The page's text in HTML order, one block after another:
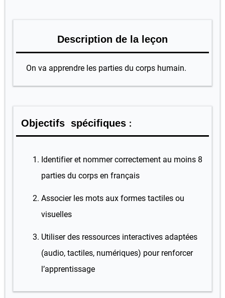
Description de la leçon
On va apprendre les parties du corps humain.
Objectifs spécifiques :
Identifier et nommer correctement au moins 8
parties du corps en français
Associer les mots aux formes tactiles ou
visuelles
Utiliser des ressources interactives adaptées
(audio, tactiles, numériques) pour renforcer
l’apprentissage